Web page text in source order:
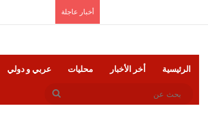
أخبار عاجلة
الرئيسية أخر الأخبار محليات عربي و دولي